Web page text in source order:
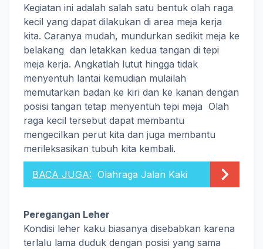
Kegiatan ini adalah salah satu bentuk olah raga
kecil yang dapat dilakukan di area meja kerja
kita. Caranya mudah, mundurkan sedikit meja ke
belakang dan letakkan kedua tangan di tepi
meja kerja. Angkatlah lutut hingga tidak
menyentuh lantai kemudian mulailah
memutarkan badan ke kiri dan ke kanan dengan
posisi tangan tetap menyentuh tepi meja Olah
raga kecil tersebut dapat membantu
mengecilkan perut kita dan juga membantu
merileksasikan tubuh kita kembali.
BACA JUGA: Olahraga Jalan Kaki
Peregangan Leher
Kondisi leher kaku biasanya disebabkan karena
terlalu lama duduk dengan posisi yang sama